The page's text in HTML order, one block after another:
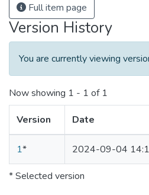
Full item page
Version History
You are currently viewing
Now showing 1 - 1 of 1
Version Date
1* 2024-09-04
* Selected version